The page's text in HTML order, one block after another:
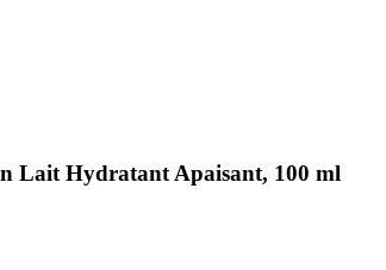
Lait Hydratant Apaisant, 100 ml